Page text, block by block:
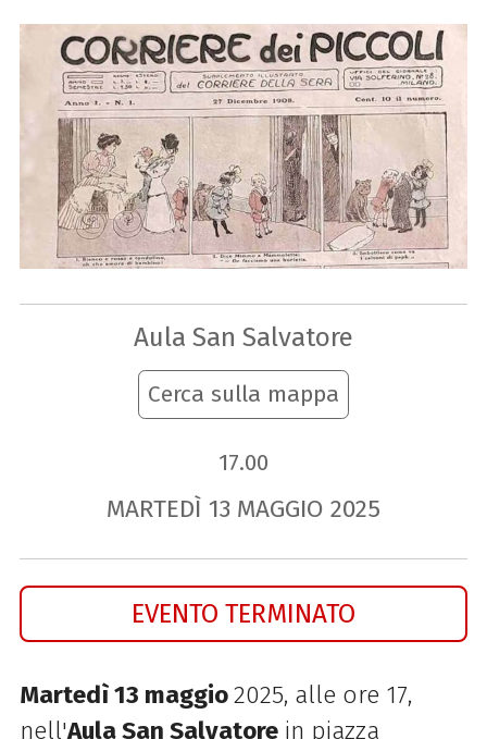
Aula San Salvatore
Cerca sulla mappa
17.00
MARTEDÌ 13 MAGGIO 2025
EVENTO TERMINATO
Martedì 13 maggio2025, alle ore 17,
nell'Aula San Salvatorein piazza